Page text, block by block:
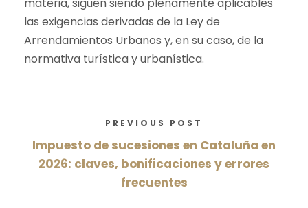
las exigencias derivadas de la Ley de
Arrendamientos Urbanos y, en su caso, de la
normativa turística y urbanística.
PREVIOUS POST
Impuesto de sucesiones en Cataluña en
2026: claves, bonificaciones y errores
frecuentes